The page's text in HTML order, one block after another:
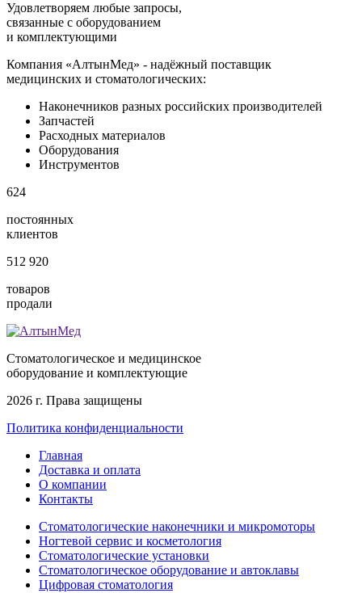
Удовлетворяем любые запросы,
связанные с оборудованием
и комплектующими
Компания «АлтынМед» - надёжный поставщик
медицинских и стоматологических:
Наконечников разных российских производителей
Запчастей
Расходных материалов
Оборудования
Инструментов
624
постоянных
клиентов
512 920
товаров
продали
Стоматологическое и медицинское
оборудование и комплектующие
2026 г. Права защищены
Политика конфиденциальности
Главная
Доставка и оплата
О компании
Контакты
Стоматологические наконечники и микромоторы
Ногтевой сервис и косметология
Стоматологические установки
Стоматологическое оборудование и автоклавы
Цифровая стоматология